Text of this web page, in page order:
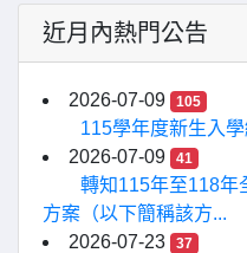
近月內熱門公告
2026-07-09 105
115學年度新生入
2026-07-09
41
轉知115年至118年
方案（以下簡稱該方...
2026-07-23
37